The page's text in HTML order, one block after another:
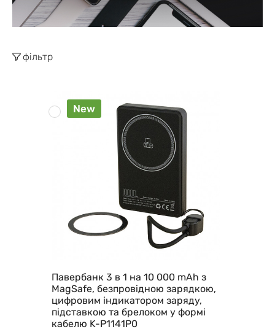
фільтр
New
Павербанк 3 в 1 на 10 000 mAh з
MagSafe, безпровідною зарядкою,
цифровим індикатором заряду,
підставкою та брелоком у формі
кабелю K-P1141P0